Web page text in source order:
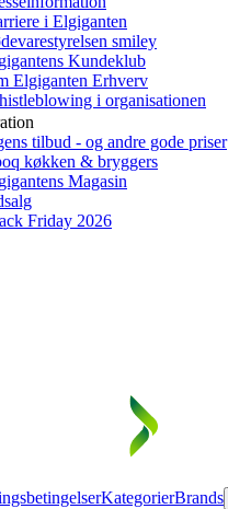
i Elgiganten
smiley
Kundeklub
Elgiganten Erhverv
i organisationen
tilbud - og andre gode priser
køkken & bryggers
Magasin
Friday 2026
KategorierBrands